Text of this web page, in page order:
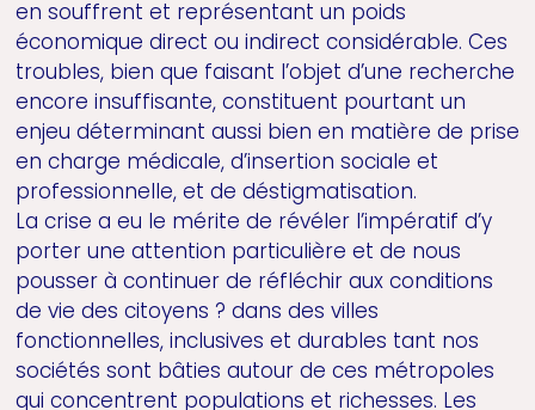
en souffrent et représentant un poids
économique direct ou indirect considérable. Ces
troubles, bien que faisant l’objet d’une recherche
encore insuffisante, constituent pourtant un
enjeu déterminant aussi bien en matière de prise
en charge médicale, d’insertion sociale et
professionnelle, et de déstigmatisation.
La crise a eu le mérite de révéler l’impératif d’y
porter une attention particulière et de nous
pousser à continuer de réfléchir aux conditions
de vie des citoyens ? dans des villes
fonctionnelles, inclusives et durables tant nos
sociétés sont bâties autour de ces métropoles
qui concentrent populations et richesses. Les